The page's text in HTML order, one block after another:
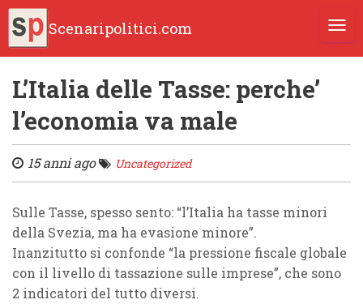
Scenaripolitici.com
L’Italia delle Tasse: perche’
l’economia va male
15 anni ago Uncategorized
Sulle Tasse, spesso sento: “l’Italia ha tasse minori
della Svezia, ma ha evasione minore”.
Inanzitutto si confonde “la pressione fiscale globale
con il livello di tassazione sulle imprese”, che sono
2 indicatori del tutto diversi.